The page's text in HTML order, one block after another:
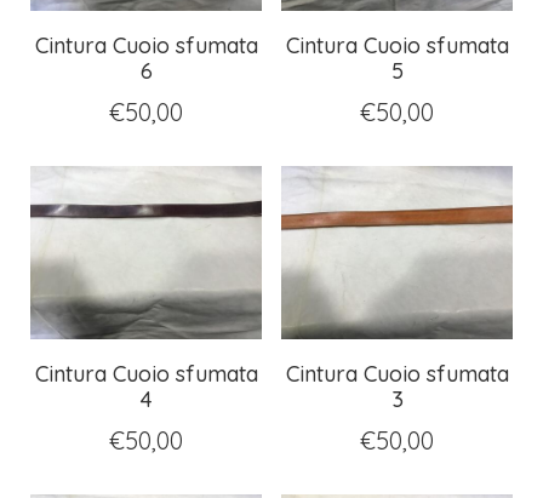
Cintura Cuoio sfumata
6
€50,00
Cintura Cuoio sfumata
5
€50,00
Cintura Cuoio sfumata
4
€50,00
Cintura Cuoio sfumata
3
€50,00